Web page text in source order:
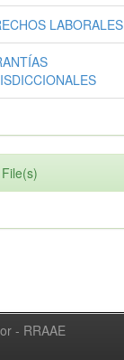
LABORALES
- RRAAE